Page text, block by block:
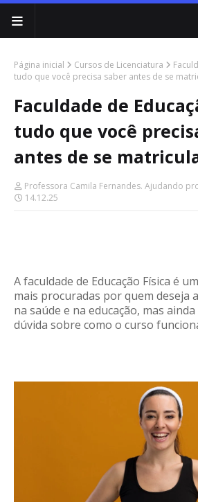
Página inicial Cursos de Licenciatura
tudo que você precisa saber antes de se
Faculdade de
tudo que você
antes de se
Professora Camila Fernandes. Ajudando
14.12.25
A faculdade de Educação Física é
mais procuradas por quem deseja
na saúde e na educação, mas
dúvida sobre como o curso